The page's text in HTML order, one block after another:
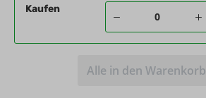
Kaufen
Alle in den Warenkorb